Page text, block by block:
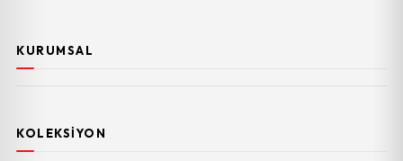
KURUMSAL
KOLEKSIYON